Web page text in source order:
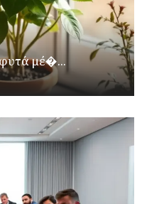
φυτά μέ�...